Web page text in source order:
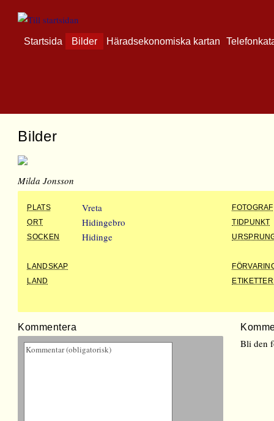
Startsida Bilder Häradsekonomiska kartan
Bilder
Milda Jonsson
PLATS Vreta
FOTOGRAF
ORT
Hidingebro
TIDPUNKT
SOCKEN
Hidinge
LANDSKAP
LAND
ETIKETTER
Kommentera
Bli den